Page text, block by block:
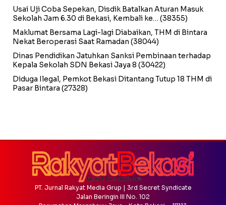
Usai Uji Coba Sepekan, Disdik Batalkan Aturan Masuk
Sekolah Jam 6.30 di Bekasi, Kembali ke… (38355)
Maklumat Bersama Lagi-lagi Diabaikan, THM di Bintara
Nekat Beroperasi Saat Ramadan (38044)
Dinas Pendidikan Jatuhkan Sanksi Pembinaan terhadap
Kepala Sekolah SDN Bekasi Jaya 8 (30422)
Diduga Ilegal, Pemkot Bekasi Ditantang Tutup 18 THM di
Pasar Bintara (27328)
PT. Jurnal Rakyat Media Grup | 3rd Secret Syndicate
Jalan Beringin III No. 102